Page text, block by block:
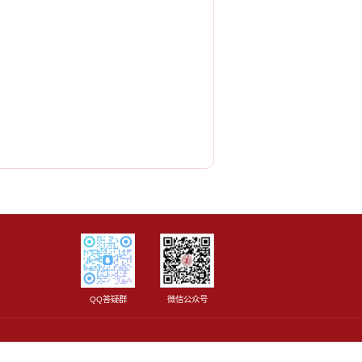
QQ答疑群 微信公众号